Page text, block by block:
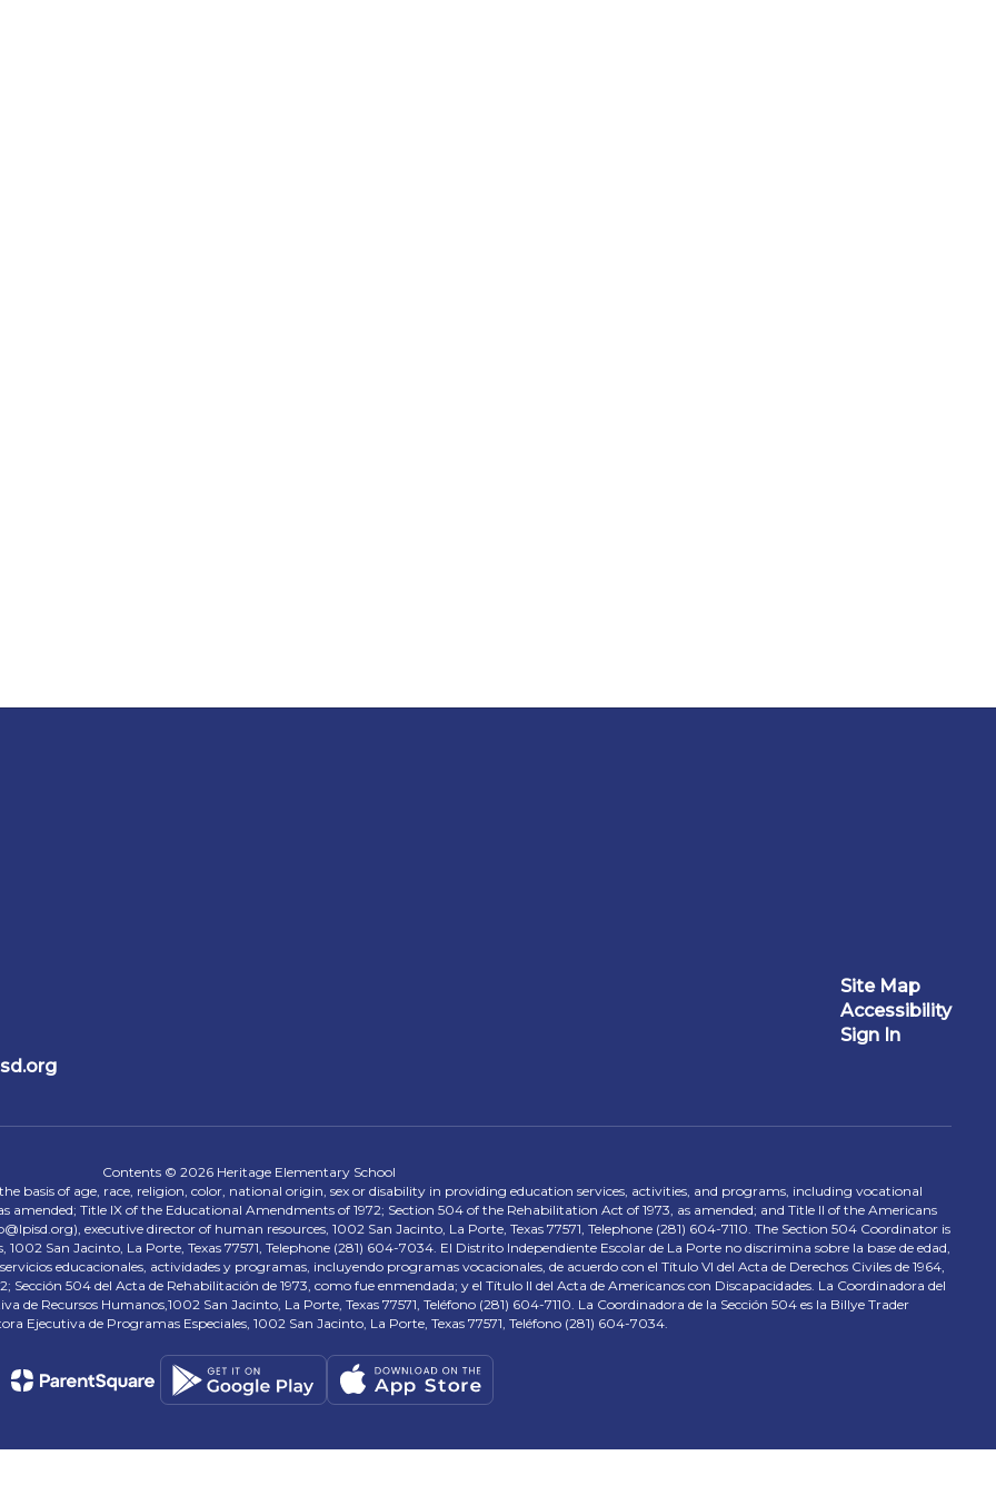
Site Map
Accessibility
Sign In
Contents © 2026 Heritage Elementary School
basis of age, race, religion, color, national origin, sex or disability in providing education services, activities, and programs, including vocational
Title IX of the Educational Amendments of 1972; Section 504 of the Rehabilitation Act of 1973, as amended; and Title II of the Americans
executive director of human resources, 1002 San Jacinto, La Porte, Texas 77571, Telephone (281) 604-7110. The Section 504 Coordinator is
San Jacinto, La Porte, Texas 77571, Telephone (281) 604-7034. El Distrito Independiente Escolar de La Porte no discrimina sobre la base de edad,
educacionales, actividades y programas, incluyendo programas vocacionales, de acuerdo con el Título VI del Acta de Derechos Civiles de 1964,
Sección 504 del Acta de Rehabilitación de 1973, como fue enmendada; y el Título II del Acta de Americanos con Discapacidades. La Coordinadora del
Recursos Humanos,1002 San Jacinto, La Porte, Texas 77571, Teléfono (281) 604-7110. La Coordinadora de la Sección 504 es la Billye Trader
Ejecutiva de Programas Especiales, 1002 San Jacinto, La Porte, Texas 77571, Teléfono (281) 604-7034.